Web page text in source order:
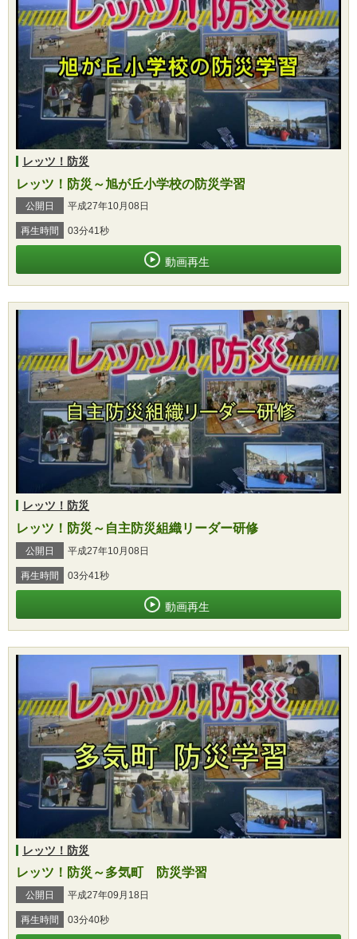
レッツ！防災
レッツ！防災～旭が丘小学校の防災学習
公開日 平成27年10月08日
再生時間 03分41秒
動画再生
レッツ！防災
レッツ！防災～自主防災組織リーダー研修
公開日 平成27年10月08日
再生時間 03分41秒
動画再生
レッツ！防災
レッツ！防災～多気町 防災学習
公開日 平成27年09月18日
再生時間 03分40秒